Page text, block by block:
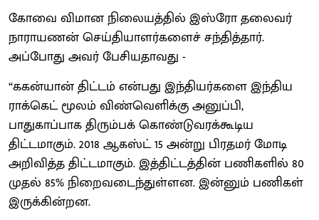
கோவை விமான நிலையத்தில் இஸ்ரோ தலைவர்
நாராயணன் செய்தியாளர்களைச் சந்தித்தார்.
அப்போது அவர் பேசியதாவது -
“ககன்யான் திட்டம் என்பது இந்தியர்களை இந்திய
ராக்கெட் மூலம் விண்வெளிக்கு அனுப்பி,
பாதுகாப்பாக திரும்பக் கொண்டுவரக்கூடிய
திட்டமாகும். 2018 ஆகஸ்ட் 15 அன்று பிரதமர் மோடி
அறிவித்த திட்டமாகும். இத்திட்டத்தின் பணிகளில் 80
முதல் 85% நிறைவடைந்துள்ளன. இன்னும் பணிகள்
இருக்கின்றன.